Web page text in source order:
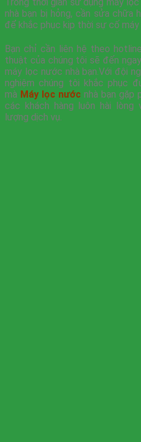
nhà bạn bị hỏng, cần sửa chữa
để khắc phục kịp thời sự cố
Bạn chỉ cần liên hệ theo
thuật của chúng tôi sẽ đến
máy lọc nước nhà bạn.Với đội
nghiệm chúng tôi khắc phục
mà Máy lọc nước nhà bạn gặp
các khách hàng luôn hài
lượng dịch vụ.